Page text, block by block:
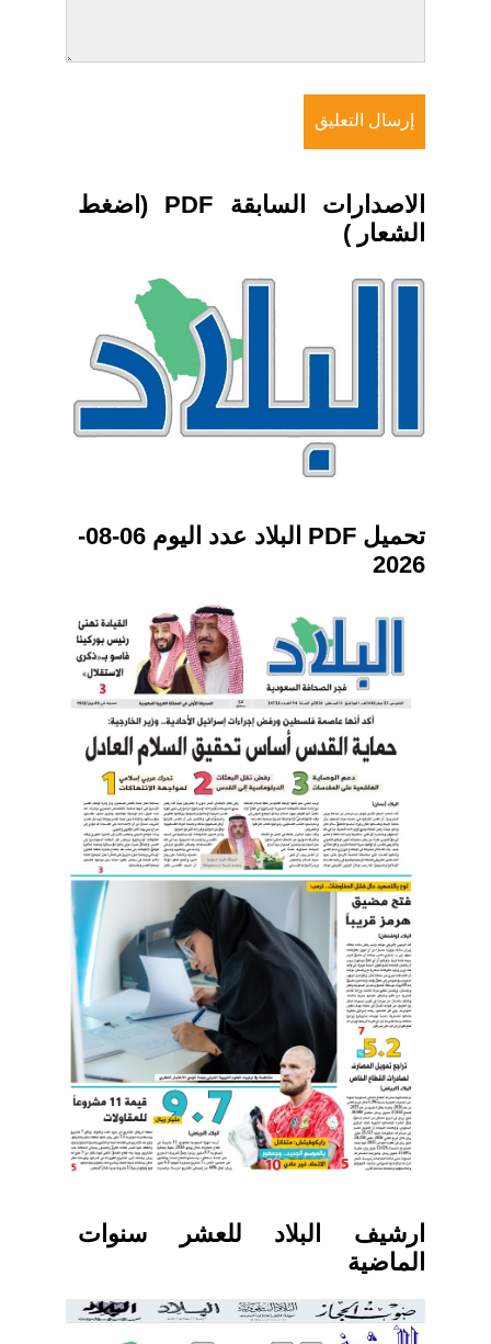
الاصدارات السابقة PDF (اضغط
الشعار )
تحميل PDF البلاد عدد اليوم 06-08-
2026
ارشيف البلاد للعشر سنوات
الماضية